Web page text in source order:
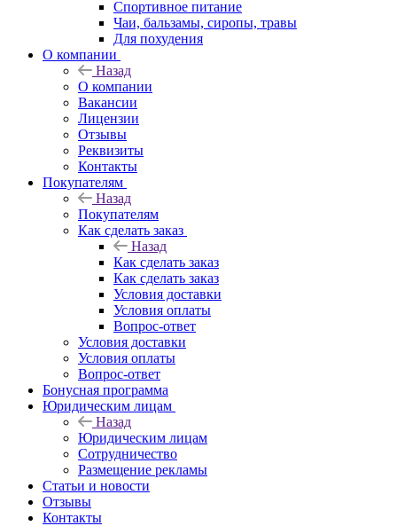
Спортивное питание
Чаи, бальзамы, сиропы, травы
Для похудения
О компании
Назад
О компании
Вакансии
Лицензии
Отзывы
Реквизиты
Контакты
Покупателям
Назад
Покупателям
Как сделать заказ
Назад
Как сделать заказ
Как сделать заказ
Условия доставки
Условия оплаты
Вопрос-ответ
Условия доставки
Условия оплаты
Вопрос-ответ
Бонусная программа
Юридическим лицам
Назад
Юридическим лицам
Сотрудничество
Размещение рекламы
Статьи и новости
Отзывы
Контакты